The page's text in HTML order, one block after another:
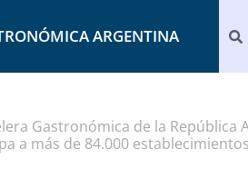
ARGENTINA
Gastronómica de la República
a más de 84.000